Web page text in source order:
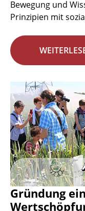
Bewegung und
Prinzipien mit
Gründung